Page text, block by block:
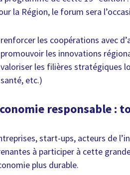
la Région, le forum sera
renforcer les coopérations avec
promouvoir les innovations
valoriser les filières stratégiques
santé, etc.)
responsable :
start-ups, acteurs de
à participer à cette
plus durable.